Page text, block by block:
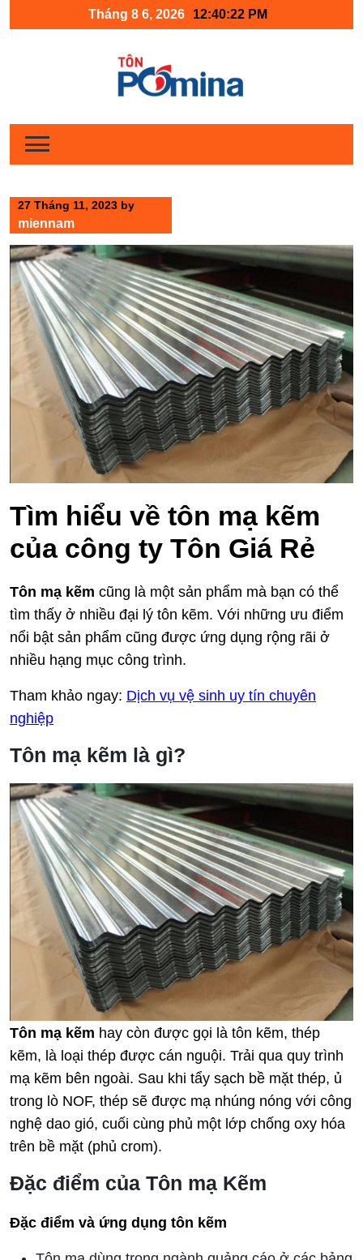
Tháng 8 6, 2026 12:40:23 PM
27 Tháng 11, 2023 by
miennam
Tìm hiểu về tôn mạ kẽm
của công ty Tôn Giá Rẻ
Tôn mạ kẽm cũng là một sản phẩm mà bạn có thể
tìm thấy ở nhiều đại lý tôn kẽm. Với những ưu điểm
nổi bật sản phẩm cũng được ứng dụng rộng rãi ở
nhiều hạng mục công trình.
Tham khảo ngay: Dịch vụ vệ sinh uy tín chuyên
nghiệp
Tôn mạ kẽm là gì?
Tôn mạ kẽm hay còn được gọi là tôn kẽm, thép
kẽm, là loại thép được cán nguội. Trải qua quy trình
mạ kẽm bên ngoài. Sau khi tẩy sạch bề mặt thép, ủ
trong lò NOF, thép sẽ được mạ nhúng nóng với công
nghệ dao gió, cuối cùng phủ một lớp chống oxy hóa
trên bề mặt (phủ crom).
Đặc điểm của Tôn mạ Kẽm
Đặc điểm và ứng dụng tôn kẽm